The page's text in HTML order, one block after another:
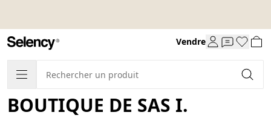
Vendre
BOUTIQUE DE SAS I.